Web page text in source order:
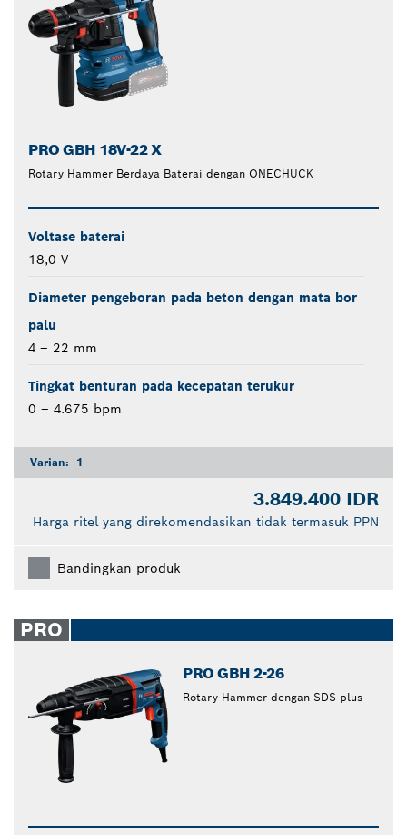
PRO GBH 18V-22 X
Rotary Hammer Berdaya Baterai dengan ONECHUCK
Voltase baterai
18,0 V
Diameter pengeboran pada beton dengan mata bor
palu
4 – 22 mm
Tingkat benturan pada kecepatan terukur
0 – 4.675 bpm
Varian: 1
3.849.400 IDR
Harga ritel yang direkomendasikan tidak termasuk PPN
Bandingkan produk
PRO
PRO GBH 2-26
Rotary Hammer dengan SDS plus